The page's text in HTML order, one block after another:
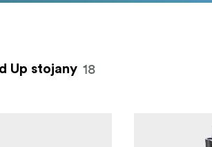
Up stojany 18